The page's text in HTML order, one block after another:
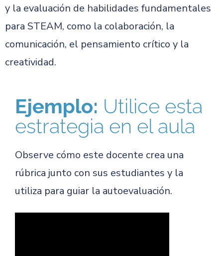
y la evaluación de habilidades fundamentales
para STEAM, como la colaboración, la
comunicación, el pensamiento crítico y la
creatividad.
Ejemplo: Utilice esta
estrategia en el aula
Observe cómo este docente crea una
rúbrica junto con sus estudiantes y la
utiliza para guiar la autoevaluación.